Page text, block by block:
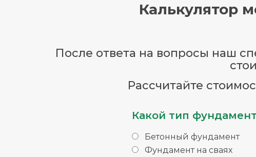
Калькулятор
После ответа на вопросы наш
Рассчитайте
Какой тип
Бетонный фундамент
Фундамент на сваях